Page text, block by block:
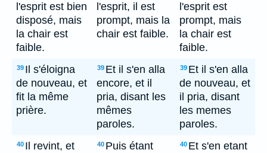
l'esprit est bien
disposé, mais
la chair est
faible.
l'esprit, il est
prompt, mais la
chair est faible.
l'esprit est
prompt, mais
la chair est
faible.
39 Il s'éloigna
de nouveau, et
fit la même
prière.
39 Et il s'en alla
encore, et il
pria, disant les
mêmes
paroles.
39 Et il s'en alla
de nouveau, et
il pria, disant
les memes
paroles.
40 Il revint, et
40 Puis étant
40 Et s'en etant